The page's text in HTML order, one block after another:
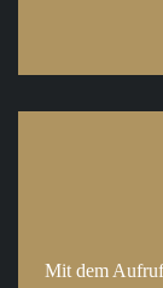
Mit dem Aufruf